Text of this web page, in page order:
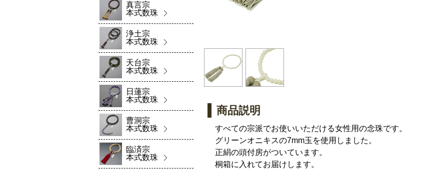
商品説明
すべての宗派でお使いいただける女性用の念珠です。
グリーンオニキスの7mm玉を使用しました。
正絹の頭付房がついています。
桐箱に入れてお届けします。
真言宗
本式数珠
浄土宗
本式数珠
天台宗
本式数珠
日蓮宗
本式数珠
曹洞宗
本式数珠
臨済宗
本式数珠